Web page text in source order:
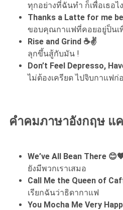
ทุกอย่างที่ฉันทำ ก็เพื่อเธอไ
Thanks a Latte for me
ขอบคุณกาแฟที่คอยอยู่ป็นเ
Rise and Grind ☕✌️
ลุกขึ้นสู้กับมัน !
Don’t Feel Depresso,
ไม่ต้องเครียด ไปจิบกาแฟก่
คำคมภาษาอังกฤษ แ
We’ve All Bean There
ยังมีพวกเราเสมอ
Call Me the Queen of
เรียกฉันว่าธิดากาแฟ
You Mocha Me Very